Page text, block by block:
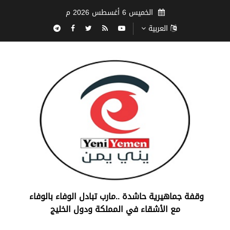
الخميس 6 أغسطس 2026 م
العربية
‏وقفة جماهيرية حاشدة ..مارب ‏تبادل الوفاء بالوفاء ‏
مع الأشقاء في المملكة ودول الخليج